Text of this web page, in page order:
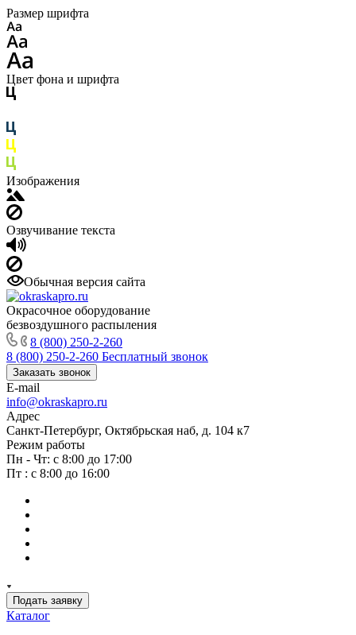
Размер шрифта
Цвет фона и шрифта
Изображения
Озвучивание текста
Обычная версия сайта
Окрасочное оборудование
безвоздушного распыления
8 (800) 250-2-260
8 (800) 250-2-260 Бесплатный звонок
Заказать звонок
E-mail
info@okraskapro.ru
Адрес
Санкт-Петербург, Октябрьская наб, д. 104 к7
Режим работы
Пн - Чт: с 8:00 до 17:00
Пт : с 8:00 до 16:00
Подать заявку
Каталог